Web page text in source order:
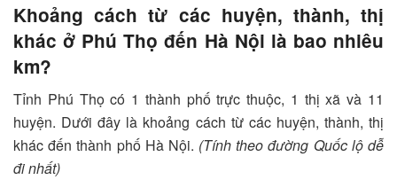
Khoảng cách từ các huyện, thành, thị
khác ở Phú Thọ đến Hà Nội là bao nhiêu
km?
Tỉnh Phú Thọ có 1 thành phố trực thuộc, 1 thị xã và 11
huyện. Dưới đây là khoảng cách từ các huyện, thành, thị
khác đến thành phố Hà Nội. (Tính theo đường Quốc lộ dễ
đi nhất)